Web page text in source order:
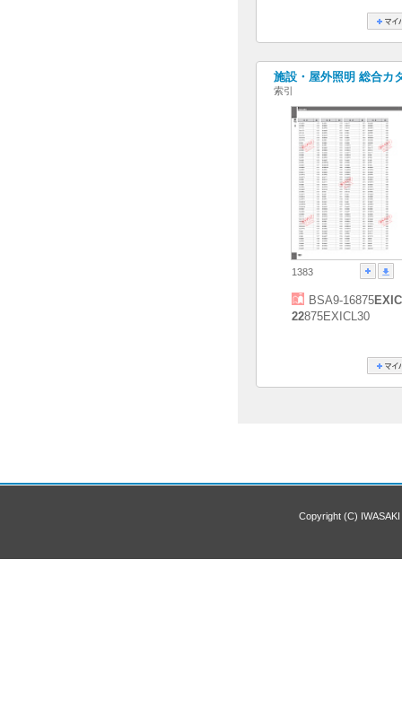
施設・屋外照明 総合カ
索引
1383
BSA9-16875
22875EXICL30
Copyright (C)